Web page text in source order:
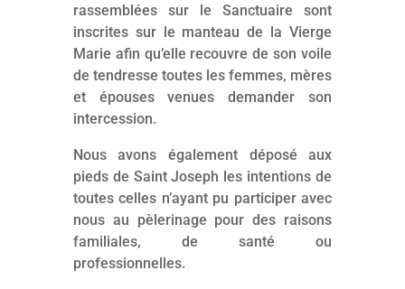
rassemblées sur le Sanctuaire sont
inscrites sur le manteau de la Vierge
Marie afin qu’elle recouvre de son voile
de tendresse toutes les femmes, mères
et épouses venues demander son
intercession.
Nous avons également déposé aux
pieds de Saint Joseph les intentions de
toutes celles n’ayant pu participer avec
nous au pèlerinage pour des raisons
familiales, de santé ou
professionnelles.